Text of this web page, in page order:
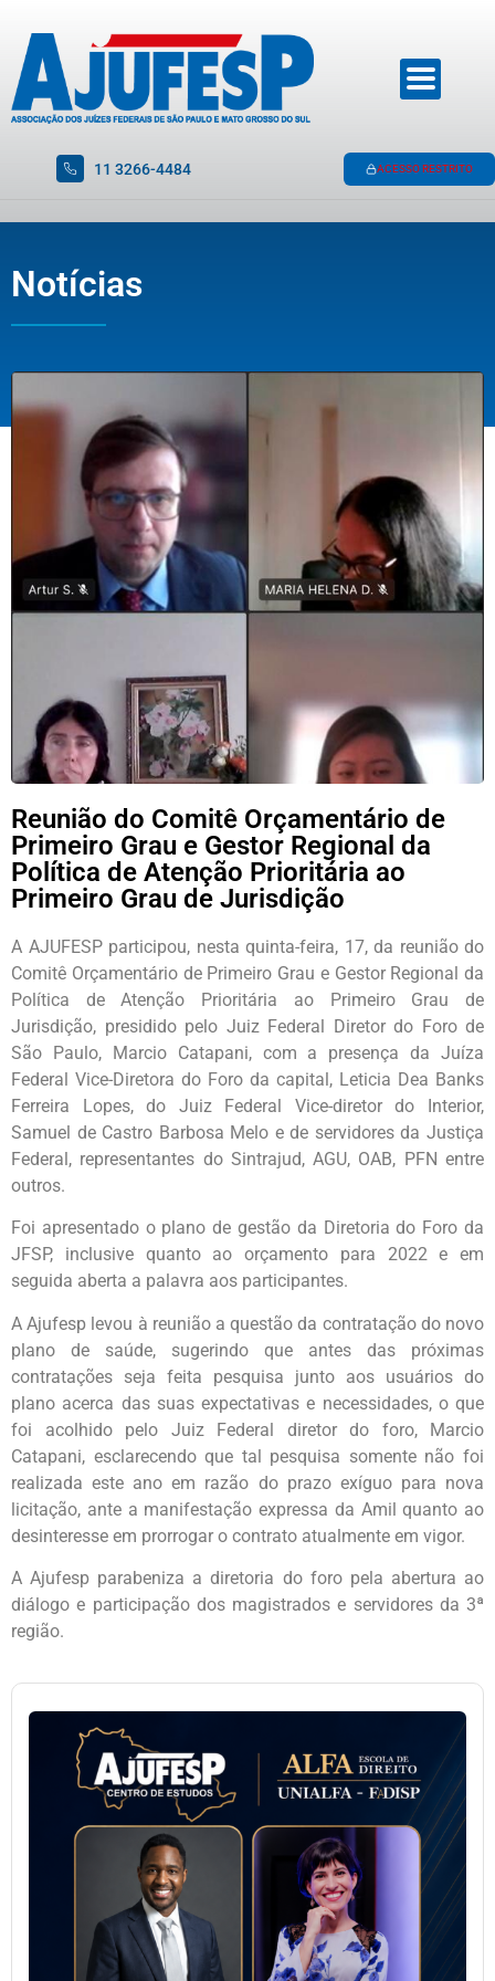
11 3266-4484 ACESSO RESTRITO
Notícias
Reunião do Comitê Orçamentário de
Primeiro Grau e Gestor Regional da
Política de Atenção Prioritária ao
Primeiro Grau de Jurisdição
A AJUFESP participou, nesta quinta-feira, 17, da reunião do
Comitê Orçamentário de Primeiro Grau e Gestor Regional da
Política de Atenção Prioritária ao Primeiro Grau de
Jurisdição, presidido pelo Juiz Federal Diretor do Foro de
São Paulo, Marcio Catapani, com a presença da Juíza
Federal Vice-Diretora do Foro da capital, Leticia Dea Banks
Ferreira Lopes, do Juiz Federal Vice-diretor do Interior,
Samuel de Castro Barbosa Melo e de servidores da Justiça
Federal, representantes do Sintrajud, AGU, OAB, PFN entre
outros.
Foi apresentado o plano de gestão da Diretoria do Foro da
JFSP, inclusive quanto ao orçamento para 2022 e em
seguida aberta a palavra aos participantes.
A Ajufesp levou à reunião a questão da contratação do novo
plano de saúde, sugerindo que antes das próximas
contratações seja feita pesquisa junto aos usuários do
plano acerca das suas expectativas e necessidades, o que
foi acolhido pelo Juiz Federal diretor do foro, Marcio
Catapani, esclarecendo que tal pesquisa somente não foi
realizada este ano em razão do prazo exíguo para nova
licitação, ante a manifestação expressa da Amil quanto ao
desinteresse em prorrogar o contrato atualmente em vigor.
A Ajufesp parabeniza a diretoria do foro pela abertura ao
diálogo e participação dos magistrados e servidores da 3ª
região.